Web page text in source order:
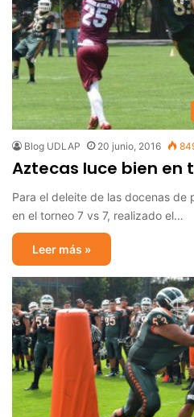
Blog UDLAP 20 junio, 2016
Aztecas luce bien en
Para el deleite de las docenas de
en el torneo 7 vs 7, realizado el…
Leer más »